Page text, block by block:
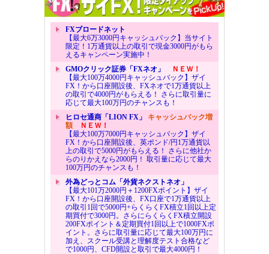
FXブロードネット
【最大6万3000円キャッシュバック】当サイト
限定！1万通貨以上の取引で現金3000円がもら
えるキャンペーン実施中！
GMOクリック証券「FXネオ」
ＮＥＷ！
【最大100万4000円キャッシュバック】ザイ
FX！から口座開設後、FXネオで1万通貨以上
の取引で4000円がもらえる！ さらに取引量に
応じて最大100万円のチャンスも！
ヒロセ通商「LION FX」 キャッシュバック増
額ＮＥＷ！
【最大100万7000円キャッシュバック】ザイ
FX！から口座開設後、英ポンド/円1万通貨以
上の取引で5000円がもらえる！ さらに他社か
らのりかえなら2000円！ 取引量に応じて最大
100万円のチャンスも！
外為どっとコム「外貨ネクストネオ」
【最大101万2000円＋1200FXポイント】ザイ
FX！から口座開設後、FX口座で1万通貨以上
の取引1回で5000円+らくらくFX積立1回以上定
期買付で3000円。さらにらくらくFX積立開設
200FXポイント＆定期買付1回以上で1000FXポ
イント。さらに取引量に応じて最大100万円に
加え、スクール受講と理解度テスト合格など
で1000円、CFD開設と取引で最大4000円！